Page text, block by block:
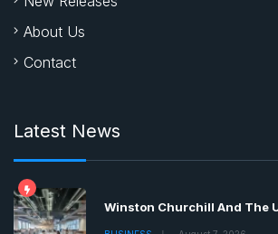
About Us
Contact
Latest News
Winston Churchill And The